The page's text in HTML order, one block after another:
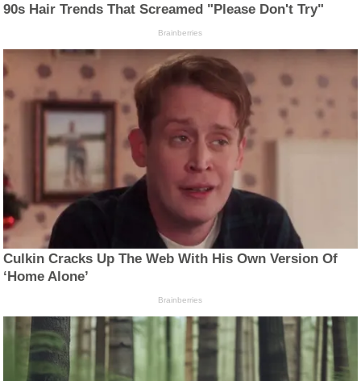
90s Hair Trends That Screamed "Please Don't Try"
Brainberries
Culkin Cracks Up The Web With His Own Version Of
‘Home Alone’
Brainberries